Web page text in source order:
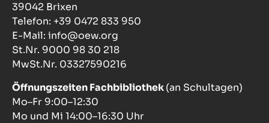
39042 Brixen
Telefon: +39 0472 833 950
E-Mail: info@oew.org
St.Nr. 9000 98 30 218
MwSt.Nr. 03327590216
Öffnungszeiten Fachbibliothek(an Schultagen)
Mo–Fr 9:00–12:30
Mo und Mi 14:00–16:30 Uhr